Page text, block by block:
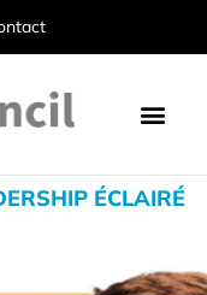
ÉCLAIRÉ